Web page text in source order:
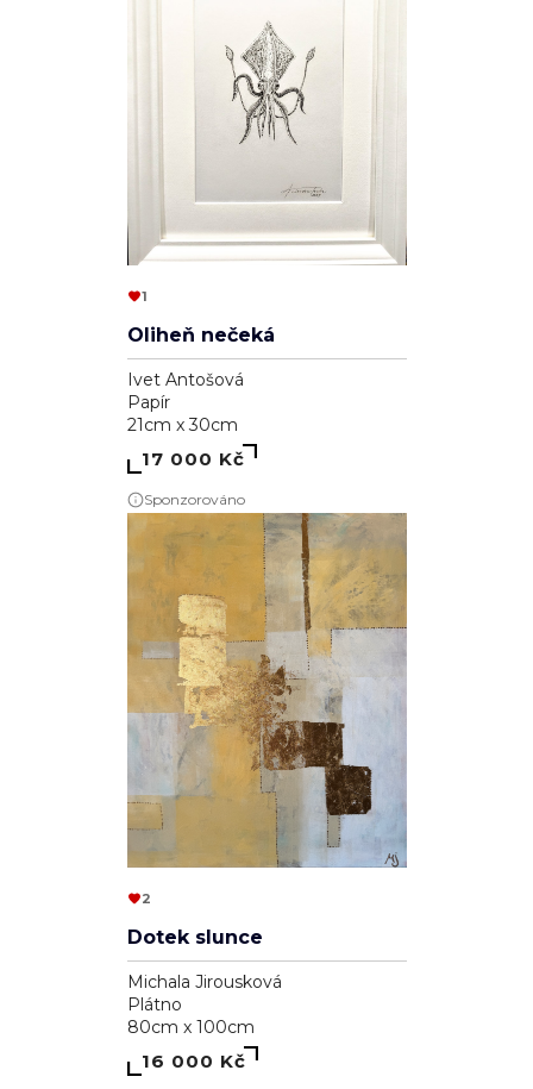
1
Oliheň nečeká
Ivet Antošová
Papír
21cm x 30cm
17 000 Kč
Sponzorováno
2
Dotek slunce
Michala Jirousková
Plátno
80cm x 100cm
16 000 Kč